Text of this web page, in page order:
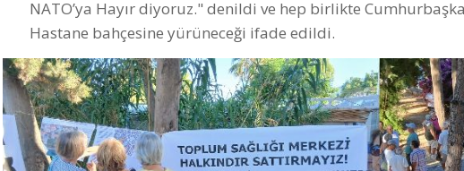
NATO’ya Hayır diyoruz." denildi ve hep birlikte
Hastane bahçesine yürüneceği ifade edildi.